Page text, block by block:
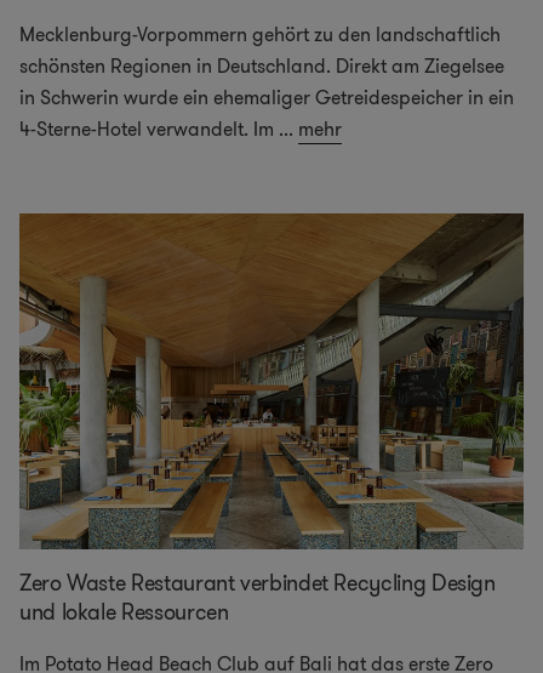
Mecklenburg-Vorpommern gehört zu den landschaftlich
schönsten Regionen in Deutschland. Direkt am Ziegelsee
in Schwerin wurde ein ehemaliger Getreidespeicher in ein
4-Sterne-Hotel verwandelt. Im ... mehr
Zero Waste Restaurant verbindet Recycling Design
und lokale Ressourcen
Im Potato Head Beach Club auf Bali hat das erste Zero